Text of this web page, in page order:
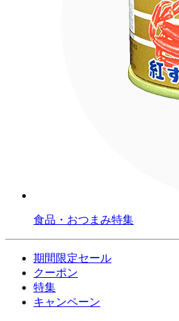
食品・おつまみ特集
期間限定セール
クーポン
特集
キャンペーン